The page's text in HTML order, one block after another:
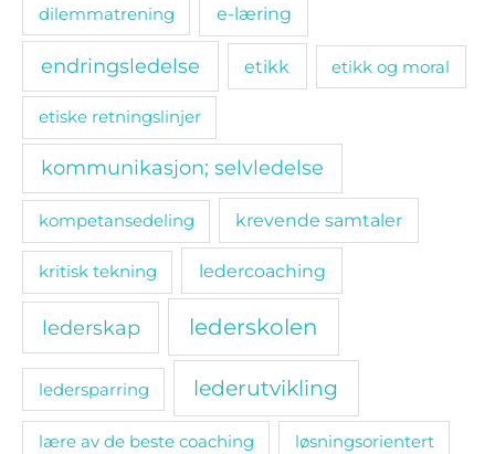
dilemmatrening e-læring
endringsledelse etikk etikk og moral
etiske retningslinjer
kommunikasjon; selvledelse
kompetansedeling krevende samtaler
kritisk tekning ledercoaching
lederskap lederskolen
ledersparring lederutvikling
lære av de beste coaching løsningsorientert